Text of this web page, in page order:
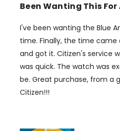
Been Wanting This For
I've been wanting the Blue
time. Finally, the time
and got it. Citizen's service
was quick. The watch was
be. Great purchase, from a
Citizen!!!